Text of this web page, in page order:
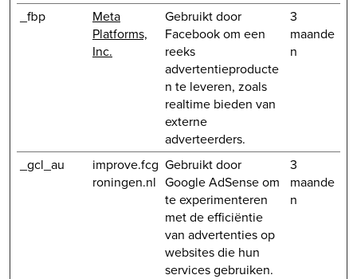
_fbp
Meta
Platforms,
Inc.
Gebruikt door
Facebook om een
reeks
advertentieproducte
n te leveren, zoals
realtime bieden van
externe
adverteerders.
3
maande
n
_gcl_au
improve.fcg
roningen.nl
Gebruikt door
Google AdSense om
te experimenteren
met de efficiëntie
van advertenties op
websites die hun
services gebruiken.
3
maande
n